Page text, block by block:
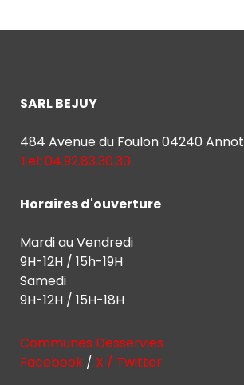
SARL BEJUY
484 Avenue du Foulon 04240 Annot
Tel: 04.92.83.30.30
Horaires d'ouverture
Mardi au Vendredi
9H-12H / 15h-19H
Samedi
9H-12H / 15H-18H
Communes Desservies
Facebook / X / Twitter